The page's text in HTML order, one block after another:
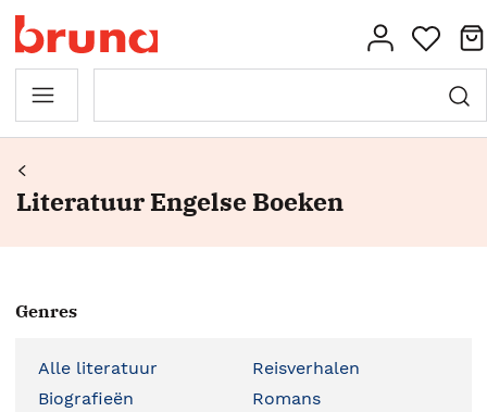
Literatuur Engelse Boeken
Genres
Alle literatuur
Biografieën
Reisverhalen
Romans